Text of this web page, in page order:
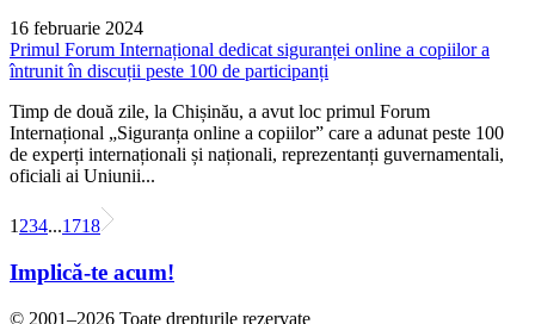
16 februarie 2024
Primul Forum Internațional dedicat siguranței online a copiilor a
întrunit în discuții peste 100 de participanți
Timp de două zile, la Chișinău, a avut loc primul Forum
Internațional „Siguranța online a copiilor” care a adunat peste 100
de experți internaționali și naționali, reprezentanți guvernamentali,
oficiali ai Uniunii...
1234...1718
Implică-te acum!
© 2001–2026 Toate drepturile rezervate